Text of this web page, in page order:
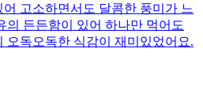
고소하면서도 달콤한 풍미가 느
의 든든함이 있어 하나만 먹어도
오독오독한 식감이 재미있었어요.